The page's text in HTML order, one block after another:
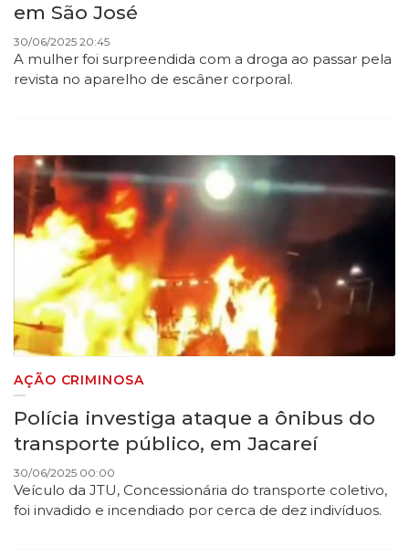
em São José
30/06/2025 20:45
A mulher foi surpreendida com a droga ao passar pela
revista no aparelho de escâner corporal.
AÇÃO CRIMINOSA
Polícia investiga ataque a ônibus do
transporte público, em Jacareí
30/06/2025 00:00
Veículo da JTU, Concessionária do transporte coletivo,
foi invadido e incendiado por cerca de dez indivíduos.